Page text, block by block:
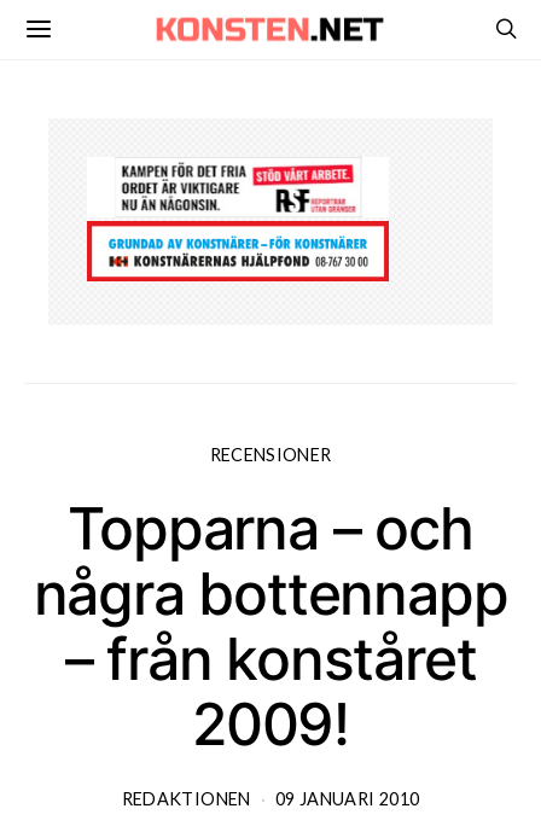
RECENSIONER
Topparna – och
några bottennapp
– från konståret
2009!
REDAKTIONEN 09 JANUARI 2010